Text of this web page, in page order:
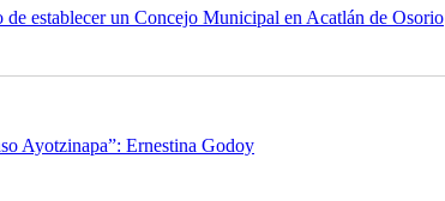
establecer un Concejo Municipal en Acatlán de Osorio
Ayotzinapa”: Ernestina Godoy